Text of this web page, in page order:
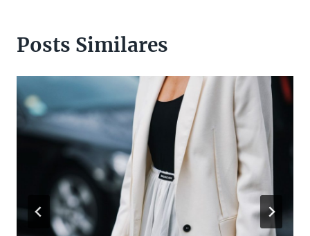
Posts Similares